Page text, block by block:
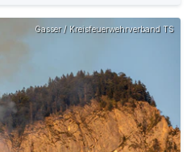
Gasser / Kreisfeuerwehrverband TS